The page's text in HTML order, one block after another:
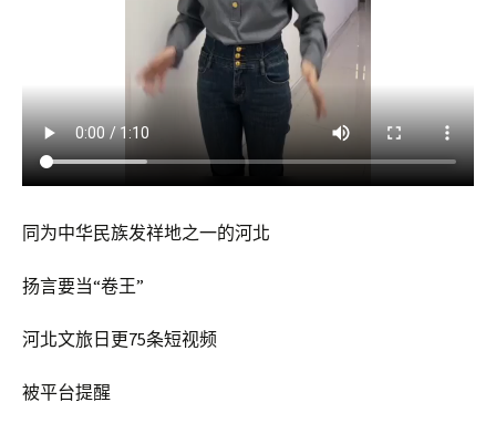
同为中华民族发祥地之一的河北
扬言要当“卷王”
河北文旅日更75条短视频
被平台提醒